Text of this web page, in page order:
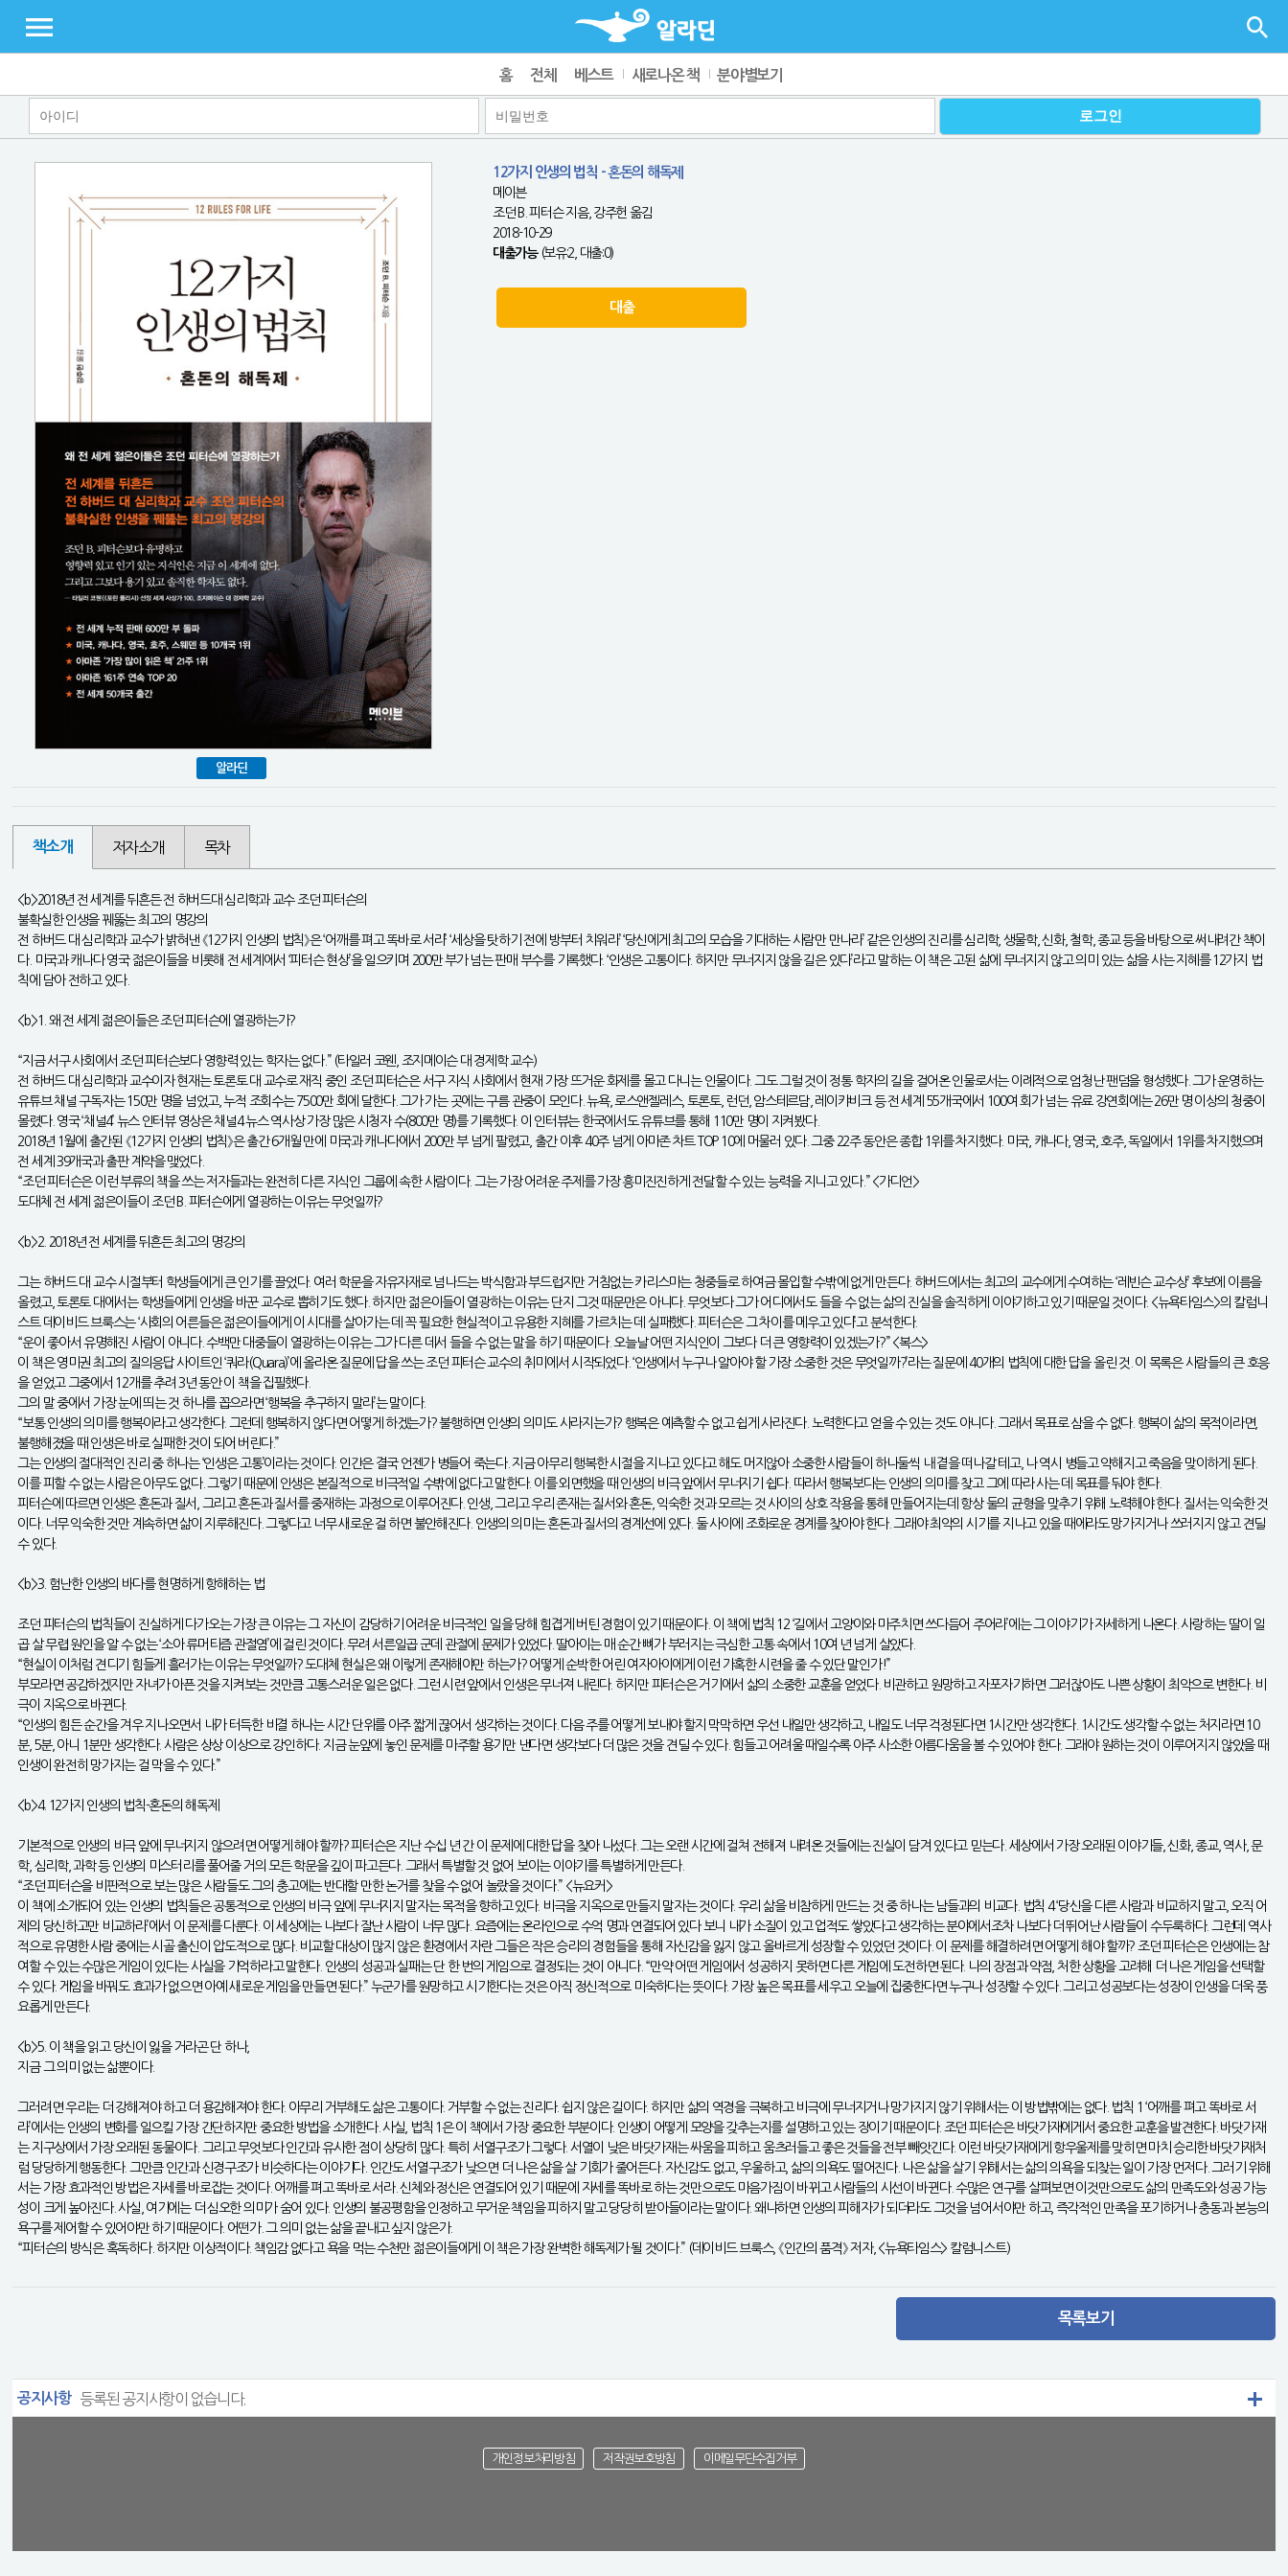
홈 전체 베스트 새로나온 책 분야별보기
알라딘
12가지 인생의 법칙 - 혼돈의 해독제
메이븐
조던 B. 피터슨 지음, 강주헌 옮김
2018-10-29
대출가능(보유:2, 대출:0)
대출
책소개 저자소개 목차
<b>2018년 전 세계를 뒤흔든 전 하버드대 심리학과 교수 조던 피터슨의
불확실한 인생을 꿰뚫는 최고의 명강의
전 하버드 대 심리학과 교수가 밝혀낸 《12가지 인생의 법칙》은 ‘어깨를 펴고 똑바로 서라’ ‘세상을 탓하기 전에 방부터 치워라’ ‘당신에게 최고의 모습을 기대하는 사람만 만나라’ 같은 인생의 진리를 심리학, 생물학, 신화, 철학, 종교 등을 바탕으로 써내려간 책이
다. 미국과 캐나다 영국 젊은이들을 비롯해 전 세계에서 ‘피터슨 현상’을 일으키며 200만 부가 넘는 판매 부수를 기록했다. ‘인생은 고통이다. 하지만 무너지지 않을 길은 있다’라고 말하는 이 책은 고된 삶에 무너지지 않고 의미 있는 삶을 사는 지혜를 12가지 법
칙에 담아 전하고 있다.
<b>1. 왜 전 세계 젊은이들은 조던 피터슨에 열광하는가?
“지금 서구 사회에서 조던 피터슨보다 영향력 있는 학자는 없다.” (타일러 코웬, 조지메이슨 대 경제학 교수)
전 하버드 대 심리학과 교수이자 현재는 토론토 대 교수로 재직 중인 조던 피터슨은 서구 지식 사회에서 현재 가장 뜨거운 화제를 몰고 다니는 인물이다. 그도 그럴 것이 정통 학자의 길을 걸어온 인물로서는 이례적으로 엄청난 팬덤을 형성했다. 그가 운영하는
유튜브 채널 구독자는 150만 명을 넘었고, 누적 조회수는 7500만 회에 달한다. 그가 가는 곳에는 구름 관중이 모인다. 뉴욕, 로스앤젤레스, 토론토, 런던, 암스테르담, 레이캬비크 등 전 세계 55개국에서 100여 회가 넘는 유료 강연회에는 26만 명 이상의 청중이
몰렸다. 영국 ‘채널4’ 뉴스 인터뷰 영상은 채널4 뉴스 역사상 가장 많은 시청자 수(800만 명)를 기록했다. 이 인터뷰는 한국에서도 유튜브를 통해 110만 명이 지켜봤다.
2018년 1월에 출간된 《12가지 인생의 법칙》은 출간 6개월 만에 미국과 캐나다에서 200만 부 넘게 팔렸고, 출간 이후 40주 넘게 아마존 차트 TOP 10에 머물러 있다. 그중 22주 동안은 종합 1위를 차지했다. 미국, 캐나다, 영국, 호주, 독일에서 1위를 차지했으며
전 세계 39개국과 출판 계약을 맺었다.
“조던 피터슨은 이런 부류의 책을 쓰는 저자들과는 완전히 다른 지식인 그룹에 속한 사람이다. 그는 가장 어려운 주제를 가장 흥미진진하게 전달할 수 있는 능력을 지니고 있다.” <가디언>
도대체 전 세계 젊은이들이 조던 B. 피터슨에게 열광하는 이유는 무엇일까?
<b>2. 2018년 전 세계를 뒤흔든 최고의 명강의
그는 하버드 대 교수 시절부터 학생들에게 큰 인기를 끌었다. 여러 학문을 자유자재로 넘나드는 박식함과 부드럽지만 거침없는 카리스마는 청중들로 하여금 몰입할 수밖에 없게 만든다. 하버드에서는 최고의 교수에게 수여하는 ‘레빈슨 교수상’ 후보에 이름을
올렸고, 토론토 대에서는 학생들에게 인생을 바꾼 교수로 뽑히기도 했다. 하지만 젊은이들이 열광하는 이유는 단지 그것 때문만은 아니다. 무엇보다 그가 어디에서도 들을 수 없는 삶의 진실을 솔직하게 이야기하고 있기 때문일 것이다. <뉴욕타임스>의 칼럼니
스트 데이비드 브룩스는 ‘사회의 어른들은 젊은이들에게 이 시대를 살아가는 데 꼭 필요한 현실적이고 유용한 지혜를 가르치는 데 실패했다. 피터슨은 그 차이를 메우고 있다’고 분석한다.
“운이 좋아서 유명해진 사람이 아니다. 수백만 대중들이 열광하는 이유는 그가 다른 데서 들을 수 없는 말을 하기 때문이다. 오늘날 어떤 지식인이 그보다 더 큰 영향력이 있겠는가?” <복스>
이 책은 영미권 최고의 질의응답 사이트인 ‘쿼라(Quara)’에 올라온 질문에 답을 쓰는 조던 피터슨 교수의 취미에서 시작되었다. ‘인생에서 누구나 알아야 할 가장 소중한 것은 무엇일까?’라는 질문에 40개의 법칙에 대한 답을 올린 것. 이 목록은 사람들의 큰 호응
을 얻었고 그중에서 12개를 추려 3년 동안 이 책을 집필했다.
그의 말 중에서 가장 눈에 띄는 것 하나를 꼽으라면 ‘행복을 추구하지 말라’는 말이다.
“보통 인생의 의미를 행복이라고 생각한다. 그런데 행복하지 않다면 어떻게 하겠는가? 불행하면 인생의 의미도 사라지는가? 행복은 예측할 수 없고 쉽게 사라진다. 노력한다고 얻을 수 있는 것도 아니다. 그래서 목표로 삼을 수 없다. 행복이 삶의 목적이라면,
불행해졌을 때 인생은 바로 실패한 것이 되어 버린다.”
그는 인생의 절대적인 진리 중 하나는 ‘인생은 고통’이라는 것이다. 인간은 결국 언젠가 병들어 죽는다. 지금 아무리 행복한 시절을 지나고 있다고 해도 머지않아 소중한 사람들이 하나둘씩 내 곁을 떠나갈 테고, 나 역시 병들고 약해지고 죽음을 맞이하게 된다.
이를 피할 수 없는 사람은 아무도 없다. 그렇기 때문에 인생은 본질적으로 비극적일 수밖에 없다고 말한다. 이를 외면했을 때 인생의 비극 앞에서 무너지기 쉽다. 따라서 행복보다는 인생의 의미를 찾고 그에 따라 사는 데 목표를 둬야 한다.
피터슨에 따르면 인생은 혼돈과 질서, 그리고 혼돈과 질서를 중재하는 과정으로 이루어진다. 인생, 그리고 우리 존재는 질서와 혼돈, 익숙한 것과 모르는 것 사이의 상호 작용을 통해 만들어지는데 항상 둘의 균형을 맞추기 위해 노력해야 한다. 질서는 익숙한 것
이다. 너무 익숙한 것만 계속하면 삶이 지루해진다. 그렇다고 너무 새로운 걸 하면 불안해진다. 인생의 의미는 혼돈과 질서의 경계선에 있다. 둘 사이에 조화로운 경계를 찾아야 한다. 그래야 최악의 시기를 지나고 있을 때에라도 망가지거나 쓰러지지 않고 견딜
수 있다.
<b>3. 험난한 인생의 바다를 현명하게 항해하는 법
조던 피터슨의 법칙들이 진실하게 다가오는 가장 큰 이유는 그 자신이 감당하기 어려운 비극적인 일을 당해 힘겹게 버틴 경험이 있기 때문이다. 이 책에 법칙 12 ‘길에서 고양이와 마주치면 쓰다듬어 주어라’에는 그 이야기가 자세하게 나온다. 사랑하는 딸이 일
곱 살 무렵 원인을 알 수 없는 ‘소아 류머티즘 관절염’에 걸린 것이다. 무려 서른일곱 군데 관절에 문제가 있었다. 딸아이는 매 순간 뼈가 부러지는 극심한 고통 속에서 10여 년 넘게 살았다.
“현실이 이처럼 견디기 힘들게 흘러가는 이유는 무엇일까? 도대체 현실은 왜 이렇게 존재해야만 하는가? 어떻게 순박한 어린 여자아이에게 이런 가혹한 시련을 줄 수 있단 말인가!”
부모라면 공감하겠지만 자녀가 아픈 것을 지켜보는 것만큼 고통스러운 일은 없다. 그런 시련 앞에서 인생은 무너져 내린다. 하지만 피터슨은 거기에서 삶의 소중한 교훈을 얻었다. 비관하고 원망하고 자포자기하면 그러잖아도 나쁜 상황이 최악으로 변한다. 비
극이 지옥으로 바뀐다.
“인생의 힘든 순간을 겨우 지나오면서 내가 터득한 비결 하나는 시간 단위를 아주 짧게 끊어서 생각하는 것이다. 다음 주를 어떻게 보내야 할지 막막하면 우선 내일만 생각하고, 내일도 너무 걱정된다면 1시간만 생각한다. 1시간도 생각할 수 없는 처지라면 10
분, 5분, 아니 1분만 생각한다. 사람은 상상 이상으로 강인하다. 지금 눈앞에 놓인 문제를 마주할 용기만 낸다면 생각보다 더 많은 것을 견딜 수 있다. 힘들고 어려울 때일수록 아주 사소한 아름다움을 볼 수 있어야 한다. 그래야 원하는 것이 이루어지지 않았을 때
인생이 완전히 망가지는 걸 막을 수 있다.”
<b>4. 12가지 인생의 법칙-혼돈의 해독제
기본적으로 인생의 비극 앞에 무너지지 않으려면 어떻게 해야 할까? 피터슨은 지난 수십 년 간 이 문제에 대한 답을 찾아 나섰다. 그는 오랜 시간에 걸쳐 전해져 내려온 것들에는 진실이 담겨 있다고 믿는다. 세상에서 가장 오래된 이야기들, 신화, 종교, 역사, 문
학, 심리학, 과학 등 인생의 미스터리를 풀어줄 거의 모든 학문을 깊이 파고든다. 그래서 특별할 것 없어 보이는 이야기를 특별하게 만든다.
“조던 피터슨을 비판적으로 보는 많은 사람들도 그의 충고에는 반대할 만한 논거를 찾을 수 없어 놀랐을 것이다.” <뉴요커>
이 책에 소개되어 있는 인생의 법칙들은 공통적으로 인생의 비극 앞에 무너지지 말자는 목적을 향하고 있다. 비극을 지옥으로 만들지 말자는 것이다. 우리 삶을 비참하게 만드는 것 중 하나는 남들과의 비교다. 법칙 4 ‘당신을 다른 사람과 비교하지 말고, 오직 어
제의 당신하고만 비교하라’에서 이 문제를 다룬다. 이 세상에는 나보다 잘난 사람이 너무 많다. 요즘에는 온라인으로 수억 명과 연결되어 있다 보니 내가 소질이 있고 업적도 쌓았다고 생각하는 분야에서조차 나보다 더 뛰어난 사람들이 수두룩하다. 그런데 역사
적으로 유명한 사람 중에는 시골 출신이 압도적으로 많다. 비교할 대상이 많지 않은 환경에서 자란 그들은 작은 승리의 경험들을 통해 자신감을 잃지 않고 올바르게 성장할 수 있었던 것이다. 이 문제를 해결하려면 어떻게 해야 할까? 조던 피터슨은 인생에는 참
여할 수 있는 수많은 게임이 있다는 사실을 기억하라고 말한다. 인생의 성공과 실패는 단 한 번의 게임으로 결정되는 것이 아니다. “만약 어떤 게임에서 성공하지 못하면 다른 게임에 도전하면 된다. 나의 장점과 약점, 처한 상황을 고려해 더 나은 게임을 선택할
수 있다. 게임을 바꿔도 효과가 없으면 아예 새로운 게임을 만들면 된다.” 누군가를 원망하고 시기한다는 것은 아직 정신적으로 미숙하다는 뜻이다. 가장 높은 목표를 세우고 오늘에 집중한다면 누구나 성장할 수 있다. 그리고 성공보다는 성장이 인생을 더욱 풍
요롭게 만든다.
<b>5. 이 책을 읽고 당신이 잃을 거라곤 단 하나,
지금 그 의미 없는 삶뿐이다.
그러려면 우리는 더 강해져야 하고 더 용감해져야 한다. 아무리 거부해도 삶은 고통이다. 거부할 수 없는 진리다. 쉽지 않은 길이다. 하지만 삶의 역경을 극복하고 비극에 무너지거나 망가지지 않기 위해서는 이 방법밖에는 없다. 법칙 1 ‘어깨를 펴고 똑바로 서
라’에서는 인생의 변화를 일으킬 가장 간단하지만 중요한 방법을 소개한다. 사실, 법칙 1은 이 책에서 가장 중요한 부분이다. 인생이 어떻게 모양을 갖추는지를 설명하고 있는 장이기 때문이다. 조던 피터슨은 바닷가재에게서 중요한 교훈을 발견한다. 바닷가재
는 지구상에서 가장 오래된 동물이다. 그리고 무엇보다 인간과 유사한 점이 상당히 많다. 특히 서열구조가 그렇다. 서열이 낮은 바닷가재는 싸움을 피하고 움츠러들고 좋은 것들을 전부 빼앗긴다. 이런 바닷가재에게 항우울제를 맞히면 마치 승리한 바닷가재처
럼 당당하게 행동한다. 그만큼 인간과 신경구조가 비슷하다는 이야기다. 인간도 서열구조가 낮으면 더 나은 삶을 살 기회가 줄어든다. 자신감도 없고, 우울하고, 삶의 의욕도 떨어진다. 나은 삶을 살기 위해서는 삶의 의욕을 되찾는 일이 가장 먼저다. 그러기 위해
서는 가장 효과적인 방법은 자세를 바로잡는 것이다. 어깨를 펴고 똑바로 서라. 신체와 정신은 연결되어 있기 때문에 자세를 똑바로 하는 것만으로도 마음가짐이 바뀌고 사람들의 시선이 바뀐다. 수많은 연구를 살펴보면 이것만으로도 삶의 만족도와 성공 가능
성이 크게 높아진다. 사실, 여기에는 더 심오한 의미가 숨어 있다. 인생의 불공평함을 인정하고 무거운 책임을 피하지 말고 당당히 받아들이라는 말이다. 왜냐하면 인생의 피해자가 되더라도 그것을 넘어서야만 하고, 즉각적인 만족을 포기하거나 충동과 본능의
욕구를 제어할 수 있어야만 하기 때문이다. 어떤가. 그 의미 없는 삶을 끝내고 싶지 않은가.
“피터슨의 방식은 혹독하다. 하지만 이상적이다. 책임감 없다고 욕을 먹는 수천만 젊은이들에게 이 책은 가장 완벽한 해독제가 될 것이다.” (데이비드 브룩스, 《인간의 품격》 저자, <뉴욕타임스> 칼럼니스트)
목록보기
공지사항 등록된 공지사항이 없습니다.
개인정보처리방침 저작권보호방침 이메일무단수집거부